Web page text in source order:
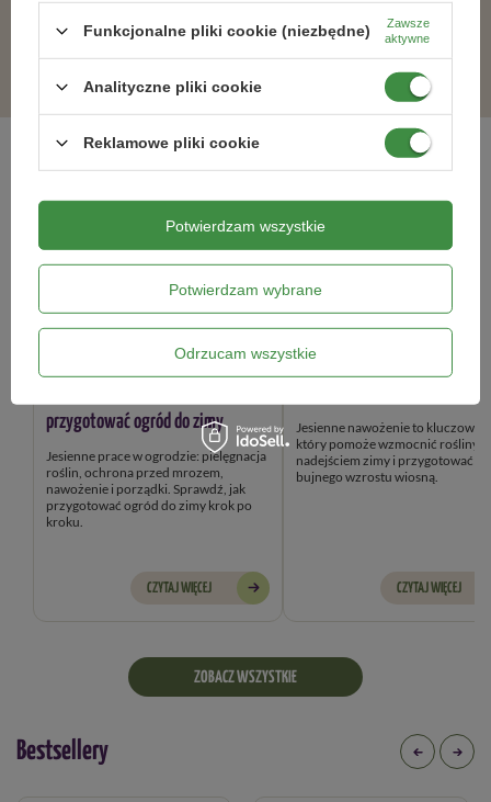
ZOBACZ WSZYSTKIE
Blog ogrodniczy
Prace w ogrodzie w listopadzie -
przygotować ogród do zimy
Jesienne prace w ogrodzie: pielęgnacja
roślin, ochrona przed mrozem,
nawożenie i porządki. Sprawdź, jak
przygotować ogród do zimy krok po
kroku.
CZYTAJ WIĘCEJ
Jesienne nawożenie roślin –
Jesienne nawożenie to kluczowy
który pomoże wzmocnić rośliny przed
nadejściem zimy i przygotować je
bujnego wzrostu wiosną.
CZYTAJ WIĘCEJ
ZOBACZ WSZYSTKIE
Bestsellery
Funkcjonalne pliki cookie (niezbędne)
Zawsze
aktywne
Analityczne pliki cookie
Reklamowe pliki cookie
Potwierdzam wybrane
Odrzucam wszystkie
Potwierdzam wszystkie